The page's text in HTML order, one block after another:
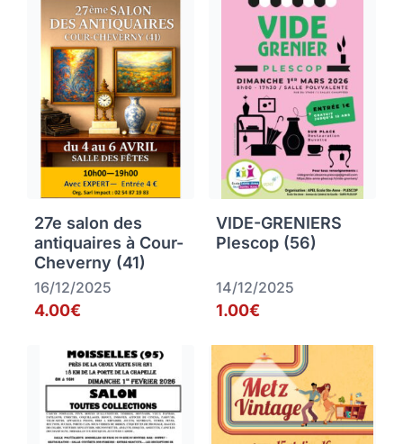
27e salon des
antiquaires à Cour-
Cheverny (41)
16/12/2025
4.00€
VIDE-GRENIERS
Plescop (56)
14/12/2025
1.00€